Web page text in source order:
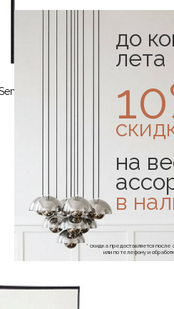
Matt
до
лета
на
в
* скидка предоставляется
или по телефону и